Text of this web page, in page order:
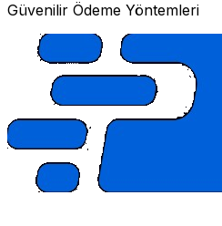
Güvenilir Ödeme Yöntemleri